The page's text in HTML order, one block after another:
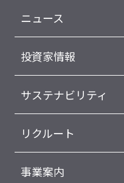
ニュース
投資家情報
サステナビリティ
リクルート
事業案内